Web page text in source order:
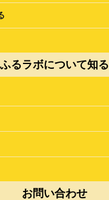
ふるラボについて知る
お問い合わせ